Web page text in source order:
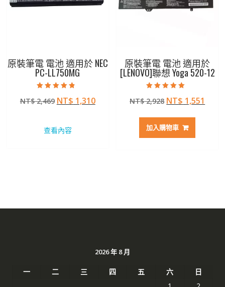
原裝筆電 電池 適用於 NEC
PC-LL750MG
4.50
滿分 5
NT$2,469 原
格：
NT$ 1,310目
查看內容
原裝筆電 電池 適用於
[LENOVO]聯想 Yoga 520-12
5.00
滿分 5
NT$2,928 原
價
格：
NT$ 1,551
加入購物車
2026 年 8 月
一 二 三 四 五 六
日